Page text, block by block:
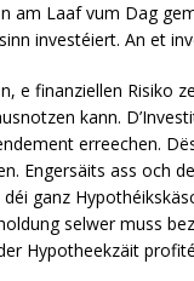
am Laaf vum Dag
investéiert. An et
e finanziellen Risiko
kann.
erreechen.
Engersäits ass och
ganz
selwer muss
Hypotheekzäit